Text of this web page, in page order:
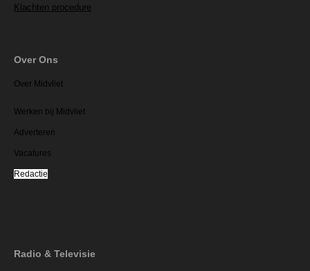
Klachten procedure
Over Ons
Over Midvliet
Werken bij Midvliet
Adverteren
Vacatures
Redactie
Radio & Televisie